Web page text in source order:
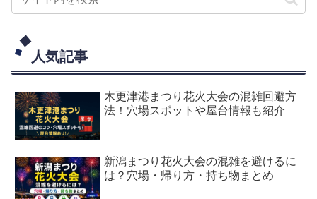
人気記事
木更津港まつり花火大会の混雑回避方
法！穴場スポットや屋台情報も紹介
新潟まつり花火大会の混雑を避けるに
は？穴場・帰り方・持ち物まとめ